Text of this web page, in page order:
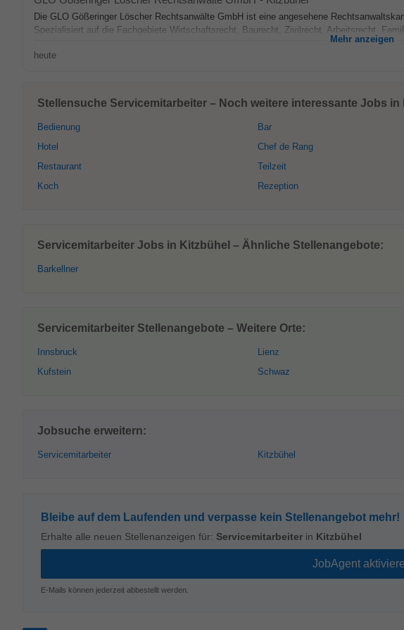
Die GLO Gößeringer Löscher Rechtsanwälte GmbH ist eine angesehene
Spezialisiert auf die Fachgebiete Wirtschaftsrecht, Baurecht, Zivilrecht, Arbeitsrecht,
Mehr anzeigen
heute
Stellensuche Servicemitarbeiter – Noch weitere interessante Jobs in
Bedienung
Hotel
Restaurant
Koch
Bar
Chef de Rang
Teilzeit
Rezeption
Servicemitarbeiter Jobs in Kitzbühel – Ähnliche Stellenangebote:
Barkellner
Servicemitarbeiter Stellenangebote – Weitere Orte:
Innsbruck
Kufstein
Lienz
Schwaz
Jobsuche erweitern:
Servicemitarbeiter Kitzbühel
Bleibe auf dem Laufenden und verpasse kein Stellenangebot mehr!
Erhalte alle neuen Stellenanzeigen für: Servicemitarbeiter in Kitzbühel
E-Mails können jederzeit abbestellt werden.